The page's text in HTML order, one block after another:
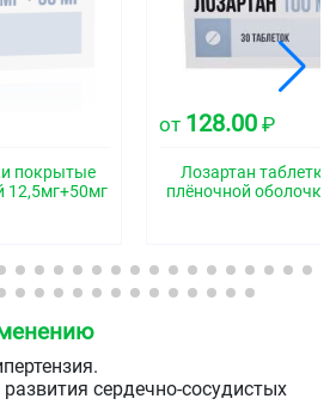
покрытые
12,5мг+50мг
от 128.00 ₽
Лозартан
плёночной
сердечно-сосудистых